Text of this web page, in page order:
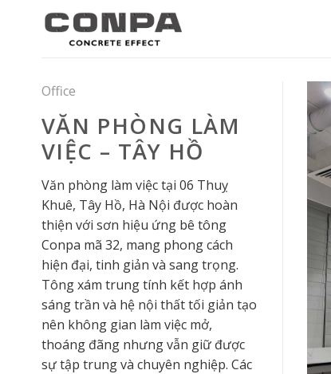
Office
VĂN PHÒNG LÀM
VIỆC – TÂY HỒ
Văn phòng làm việc tại 06 Thuỵ
Khuê, Tây Hồ, Hà Nội được hoàn
thiện với sơn hiệu ứng bê tông
Conpa mã 32, mang phong cách
hiện đại, tinh giản và sang trọng.
Tông xám trung tính kết hợp ánh
sáng trần và hệ nội thất tối giản tạo
nên không gian làm việc mở,
thoáng đãng nhưng vẫn giữ được
sự tập trung và chuyên nghiệp. Các